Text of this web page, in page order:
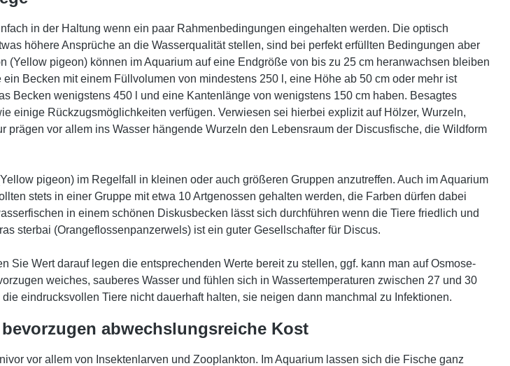
in der Haltung wenn ein paar Rahmenbedingungen eingehalten werden. Die optisch
höhere Ansprüche an die Wasserqualität stellen, sind bei perfekt erfüllten Bedingungen aber
pigeon) können im Aquarium auf eine Endgröße von bis zu 25 cm heranwachsen bleiben
Becken mit einem Füllvolumen von mindestens 250 l, eine Höhe ab 50 cm oder mehr ist
Becken wenigstens 450 l und eine Kantenlänge von wenigstens 150 cm haben. Besagtes
einige Rückzugsmöglichkeiten verfügen. Verwiesen sei hierbei explizit auf Hölzer, Wurzeln,
vor allem ins Wasser hängende Wurzeln den Lebensraum der Discusfische, die Wildform
pigeon) im Regelfall in kleinen oder auch größeren Gruppen anzutreffen. Auch im Aquarium
stets in einer Gruppe mit etwa 10 Artgenossen gehalten werden, die Farben dürfen dabei
in einem schönen Diskusbecken lässt sich durchführen wenn die Tiere friedlich und
sterbai (Orangeflossenpanzerwels) ist ein guter Gesellschafter für Discus.
Wert darauf legen die entsprechenden Werte bereit zu stellen, ggf. kann man auf Osmose-
weiches, sauberes Wasser und fühlen sich in Wassertemperaturen zwischen 27 und 30
eindrucksvollen Tiere nicht dauerhaft halten, sie neigen dann manchmal zu Infektionen.
abwechslungsreiche Kost
vor allem von Insektenlarven und Zooplankton. Im Aquarium lassen sich die Fische ganz